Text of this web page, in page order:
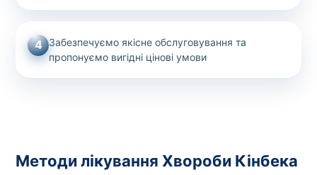
4 Забезпечуємо якісне обслуговування та
пропонуємо вигідні цінові умови
Методи лікування Хвороби Кінбека